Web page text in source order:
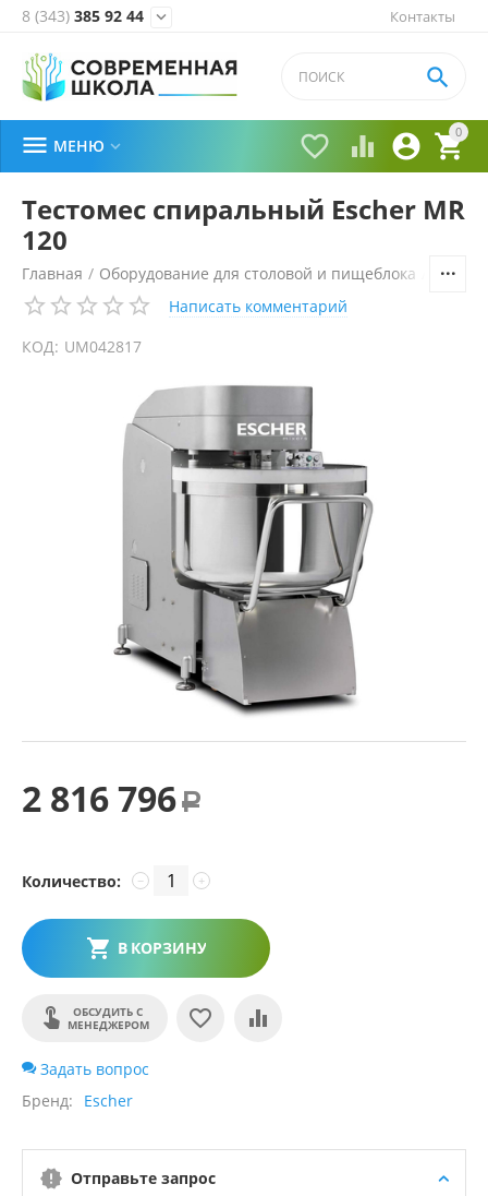
Контакты
8 (343) 385 92 44 
0


 

 МЕНЮ 
Тестомес спиральный Escher MR
120
Главная / Оборудование для столовой и пищеблока
Написать комментарий
КОД: UM042817
2 816 796 Р
Количество: +
−
В КОРЗИНУ
ОБСУДИТЬ С
МЕНЕДЖЕРОМ
Задать вопрос
Бренд
Escher
Отправьте запрос